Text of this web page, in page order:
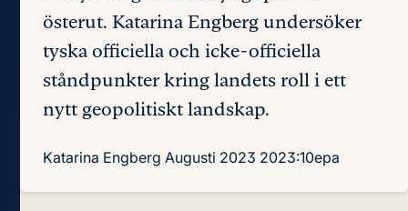
österut. Katarina Engberg undersöker
tyska officiella och icke-officiella
ståndpunkter kring landets roll i ett
nytt geopolitiskt landskap.
Katarina Engberg Augusti 2023 2023:10epa